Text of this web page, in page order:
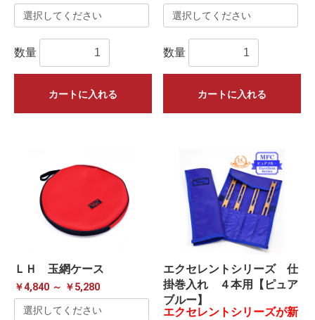
数量
カートに入れる
数量
カートに入れる
ＬＨ 玉網ケース
￥4,840 ～ ￥5,280
エクセレントシリーズ 仕
掛巻入れ ４本用【ピュア
ブルー】
エクセレントシリーズが新